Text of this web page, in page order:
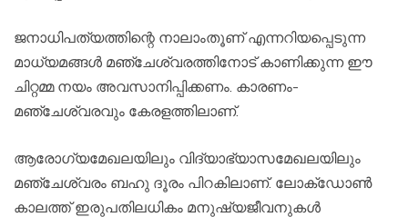
ജനാധിപത്യത്തിന്റെ നാലാംതൂണ് എന്നറിയപ്പെടുന്ന
മാധ്യമങ്ങൾ മഞ്ചേശ്വരത്തിനോട് കാണിക്കുന്ന ഈ
ചിറ്റമ്മ നയം അവസാനിപ്പിക്കണം. കാരണം-
മഞ്ചേശ്വരവും കേരളത്തിലാണ്.
ആരോഗ്യമേഖലയിലും വിദ്യാഭ്യാസമേഖലയിലും
മഞ്ചേശ്വരം ബഹു ദൂരം പിറകിലാണ്. ലോക്ഡോൺ
കാലത്ത് ഇരുപതിലധികം മനുഷ്യജീവനുകൾ